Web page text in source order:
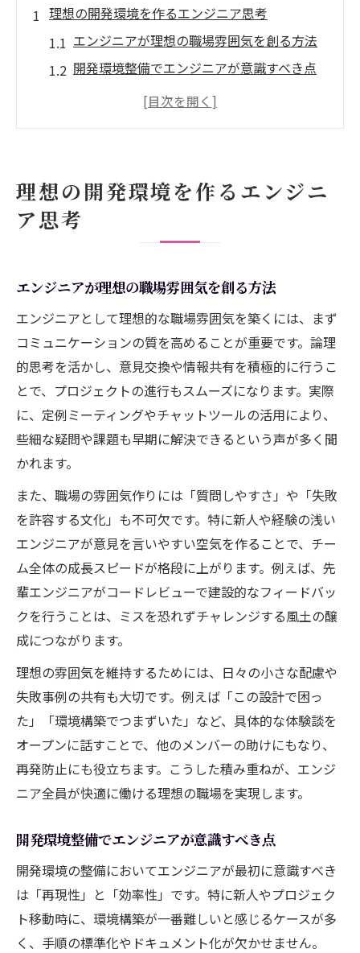
理想の開発環境を作るエンジニア思考
エンジニアが理想の職場雰囲気を創る方法
開発環境整備でエンジニアが意識すべき点
エンジニア視点で職場の快適さを見極める
方
環境整備がキャリアを伸ばす秘訣とは
る影響
エンジニアのスキルアップに役立つ環境整
失敗しないエンジニア環境整備の進め方
キャリアを伸ばすエンジニアの環境構築思
論理的なエンジニアの環境構築手法
エンジニアが実践する論理的な環境構築方
法
効率的な開発環境整備のためのエンジニア
思考
エンジニアの視点で職場環境を論理的に改
善
MBTIを活かしたエンジニアの環境整備ノウ
ハウ
エンジニアに求められる環境構築のロジッ
ク
快適な職場雰囲気へ導く環境整備術
エンジニアの快適な職場雰囲気作りのコツ
職場雰囲気を良くするエンジニアの心構え
エンジニア同士の連携を深める環境整備方
法
エンジニアの職場改善とコミュニケーショ
理想の開発環境を作るエンジニ
ア思考
エンジニアが理想の職場雰囲気を創る方法
エンジニアとして理想的な職場雰囲気を築くには、まず
コミュニケーションの質を高めることが重要です。論理
的思考を活かし、意見交換や情報共有を積極的に行うこ
とで、プロジェクトの進行もスムーズになります。実際
に、定例ミーティングやチャットツールの活用により、
些細な疑問や課題も早期に解決できるという声が多く聞
かれます。
また、職場の雰囲気作りには「質問しやすさ」や「失敗
を許容する文化」も不可欠です。特に新人や経験の浅い
エンジニアが意見を言いやすい空気を作ることで、チー
ム全体の成長スピードが格段に上がります。例えば、先
輩エンジニアがコードレビューで建設的なフィードバッ
クを行うことは、ミスを恐れずチャレンジする風土の醸
成につながります。
理想の雰囲気を維持するためには、日々の小さな配慮や
失敗事例の共有も大切です。例えば「この設計で困っ
た」「環境構築でつまずいた」など、具体的な体験談を
オープンに話すことで、他のメンバーの助けにもなり、
再発防止にも役立ちます。こうした積み重ねが、エンジ
ニア全員が快適に働ける理想の職場を実現します。
開発環境整備でエンジニアが意識すべき点
開発環境の整備においてエンジニアが最初に意識すべき
は「再現性」と「効率性」です。特に新人やプロジェク
ト移動時に、環境構築が一番難しいと感じるケースが多
く、手順の標準化やドキュメント化が欠かせません。